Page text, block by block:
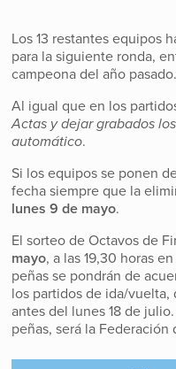
Los 13 restantes equipos
para la siguiente ronda,
campeona del año pasado.
Al igual que en los
Actas y dejar grabados
automático.
Si los equipos se ponen
fecha siempre que la
lunes 9 de mayo.
El sorteo de Octavos de
mayo, a las 19,30 horas
peñas se pondrán de
los partidos de ida/
antes del lunes 18 de
peñas, será la Federación